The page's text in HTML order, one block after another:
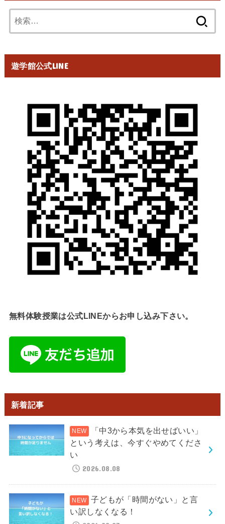
索:
遊学館公式LINE
無料体験授業は公式LINEからお申し込み下さい。
新着記事
「中3から本気を出せばいい」
という考えは、今すぐやめてくださ
い
2026.08.08
子どもが「時間がない」と言
い訳しなくなる！